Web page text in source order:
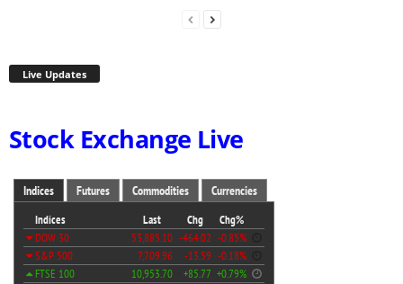
Live Updates
Stock Exchange Live